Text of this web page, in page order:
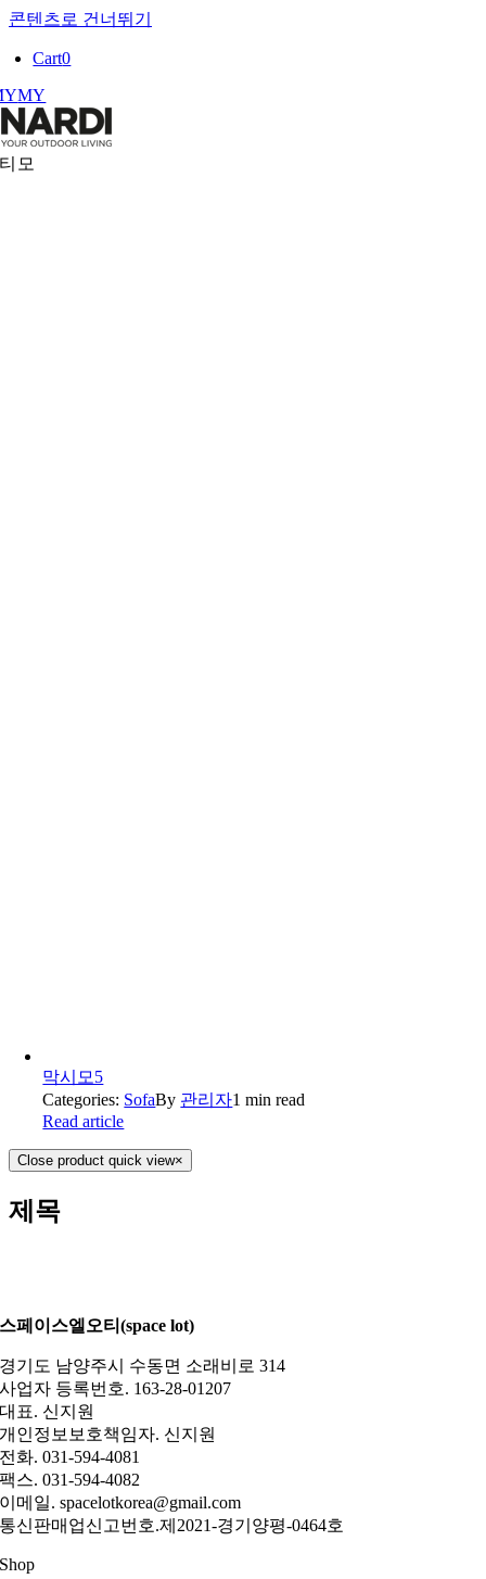
콘텐츠로 건너뛰기
Cart0
MY
티모
막시모5
Categories: SofaBy 관리자1 min read
Read article
Close product quick view×
제목
스페이스엘오티(space lot)
경기도 남양주시 수동면 소래비로 314
사업자 등록번호. 163-28-01207
대표. 신지원
개인정보보호책임자. 신지원
전화. 031-594-4081
팩스. 031-594-4082
이메일. spacelotkorea@gmail.com
통신판매업신고번호.제2021-경기양평-0464호
Shop